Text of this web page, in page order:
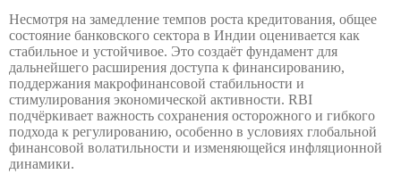
Несмотря на замедление темпов роста кредитования, общее
состояние банковского сектора в Индии оценивается как
стабильное и устойчивое. Это создаёт фундамент для
дальнейшего расширения доступа к финансированию,
поддержания макрофинансовой стабильности и
стимулирования экономической активности. RBI
подчёркивает важность сохранения осторожного и гибкого
подхода к регулированию, особенно в условиях глобальной
финансовой волатильности и изменяющейся инфляционной
динамики.